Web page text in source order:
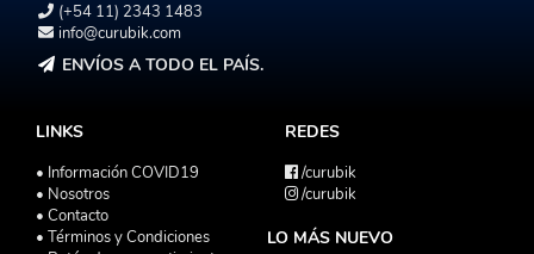
(+54 11) 2343 1483
info@curubik.com
ENVÍOS A TODO EL PAÍS.
LINKS
• Información COVID19
• Nosotros
• Contacto
• Términos y Condiciones
REDES
/curubik
/curubik
LO MÁS NUEVO